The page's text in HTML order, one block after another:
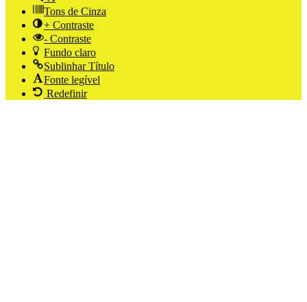
Tons de Cinza
+ Contraste
- Contraste
Fundo claro
Sublinhar Título
Fonte legível
Redefinir